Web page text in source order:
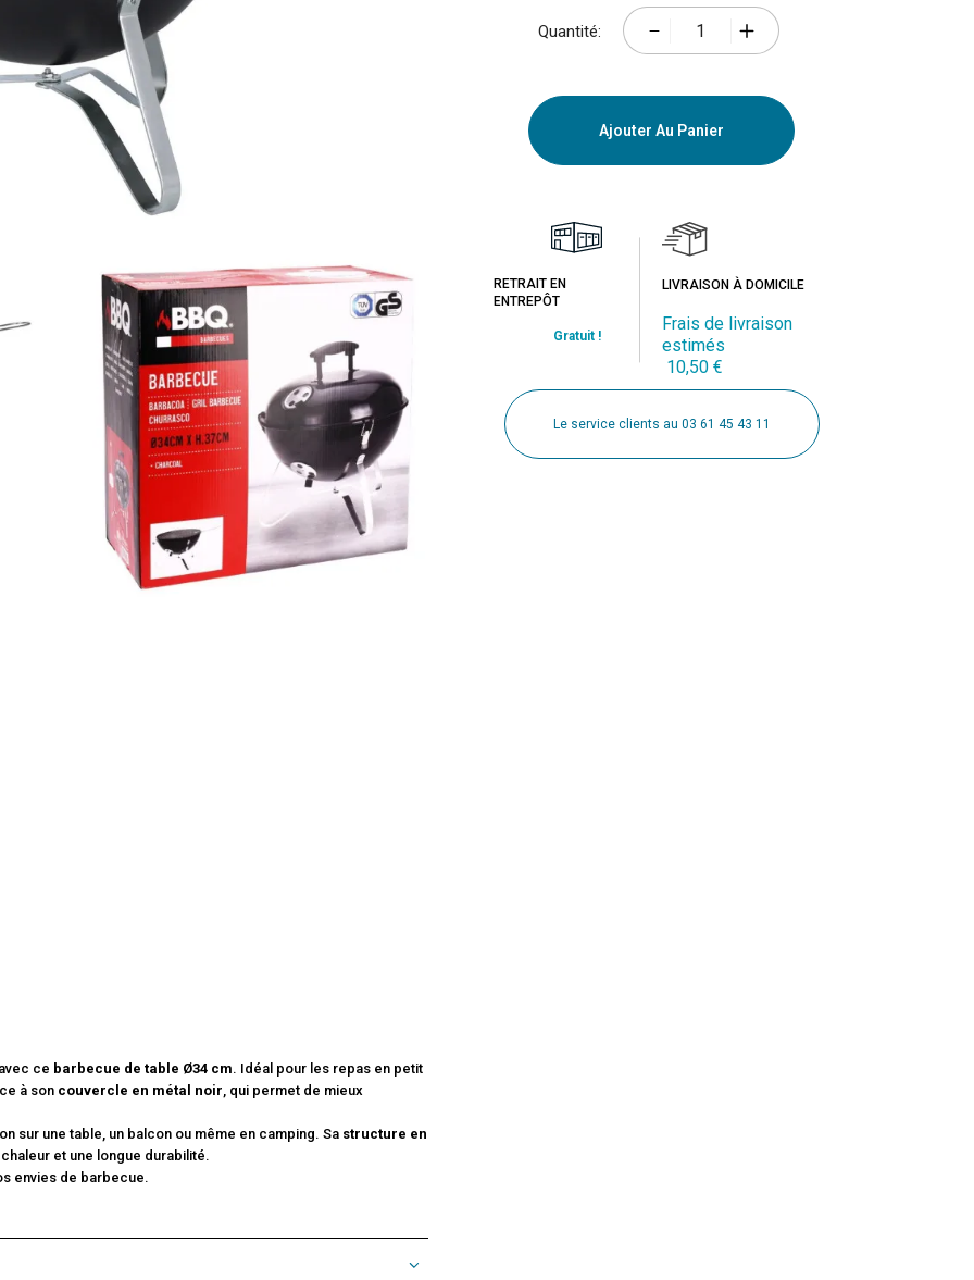
ce barbecue de table Ø34 cm. Idéal pour les repas en petit
à son couvercle en métal noir, qui permet de mieux
sur une table, un balcon ou même en camping. Sa structure en
et une longue durabilité.
envies de barbecue.
Quantité:
Ajouter Au Panier
RETRAIT EN
ENTREPÔT
Gratuit !
LIVRAISON À DOMICILE
Frais de livraison
estimés
10,50 €
Le service clients au 03 61 45 43 11